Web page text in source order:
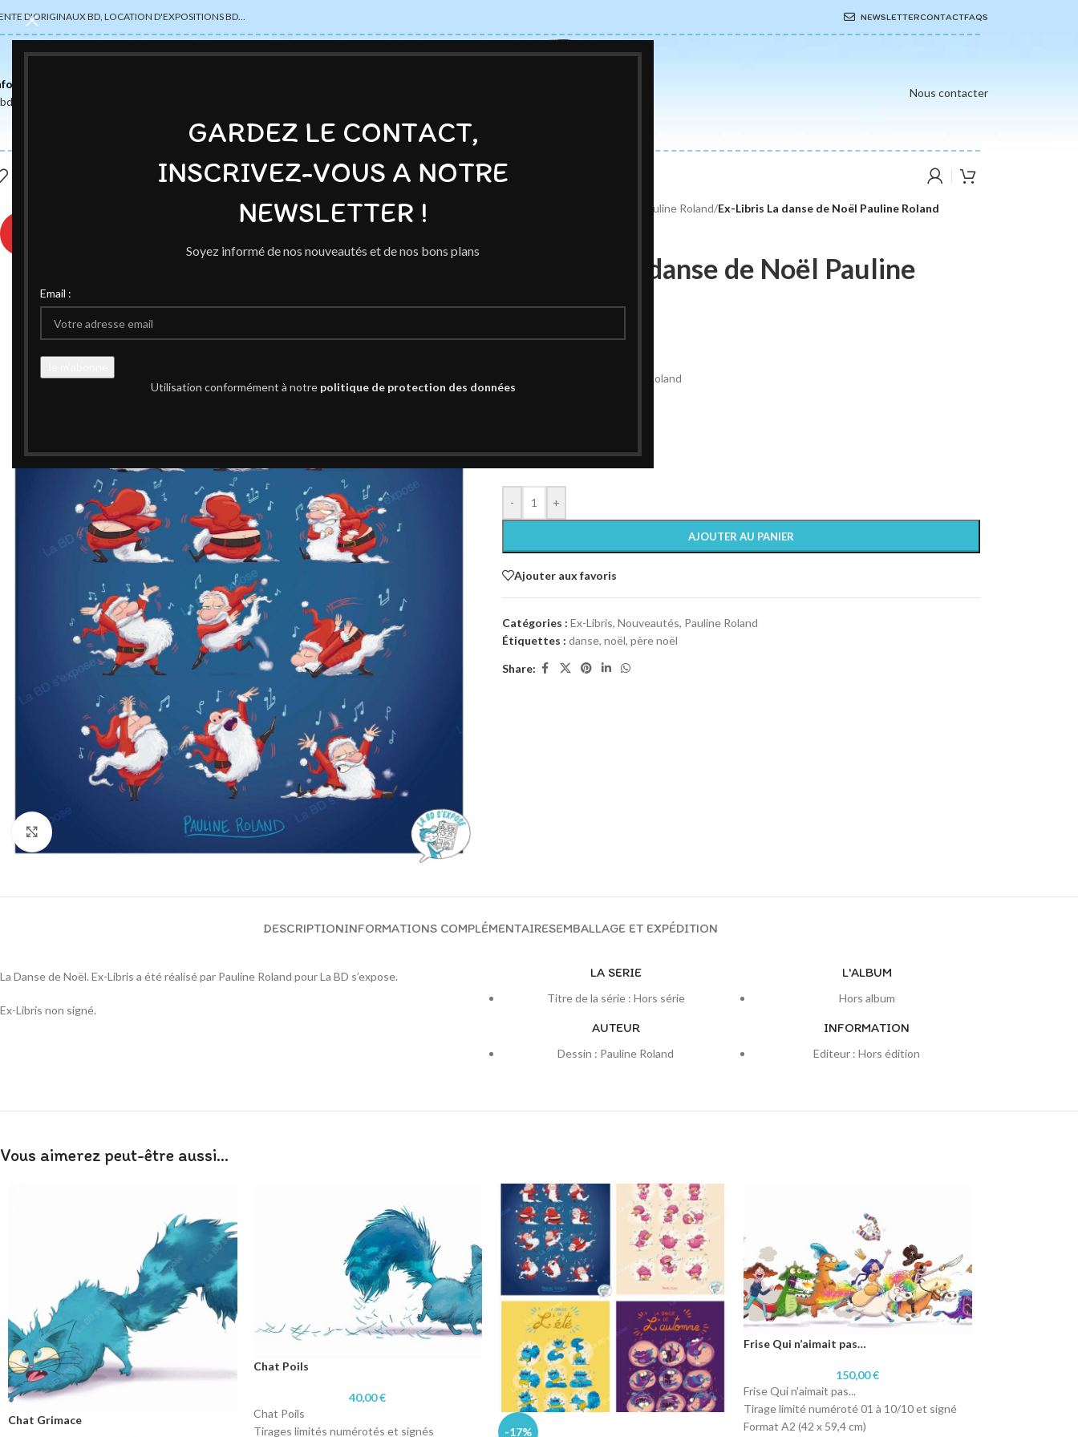
GARDEZ LE CONTACT,
INSCRIVEZ-VOUS A NOTRE
NEWSLETTER !
Soyez informé de nos nouveautés et de nos bons plans
Email :
Utilisation conformément à notre politique de protection des données
D'ORIGINAUX BD, LOCATION D'EXPOSITIONS BD… NEWSLETTERCONTACTFAQS
Nous contacter
ACCUEILBOUTIQUE AUTEURS
Pauline Roland/Ex-Libris La danse de Noël Pauline Roland
Ex-Libris La danse de Noël Pauline
Roland
6,00€
La danse de Noël par Pauline Roland
Ex-Libris non signé
- +
AJOUTER AU PANIER
Ajouter aux favoris
Catégories : Ex-Libris, Nouveautés, Pauline Roland
Étiquettes : danse, noël, père noël
Share:
DESCRIPTIONINFORMATIONS COMPLÉMENTAIRESEMBALLAGE ET EXPÉDITION
La Danse de Noël. Ex-Libris a été réalisé par Pauline Roland pour La BD s’expose.
Ex-Libris non signé.
LA SERIE
Titre de la série : Hors série
L'ALBUM
Hors album
AUTEUR
Dessin : Pauline Roland
INFORMATION
Editeur : Hors édition
Vous aimerez peut-être aussi…
Chat Grimace
Chat Poils
40,00€
Chat Poils
Tirages limités numérotés et signés
-17%
Frise Qui n’aimait pas…
150,00€
Frise Qui n'aimait pas...
Tirage limité numéroté 01 à 10/10 et signé
Format A2 (42 x 59,4 cm)